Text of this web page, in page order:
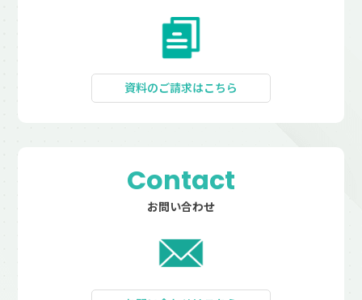
資料のご請求はこちら
Contact
お問い合わせ